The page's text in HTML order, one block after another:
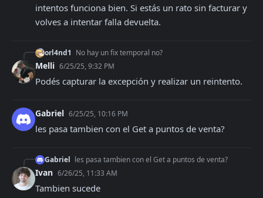
intentos funciona bien. Si estás un rato sin facturar y
volves a intentar falla devuelta.
orl4nd1 No hay un fix temporal no?
Melli 6/25/25, 9:32 PM
Podés capturar la excepción y realizar un reintento.
Gabriel 6/25/25, 10:16 PM
les pasa tambien con el Get a puntos de venta?
Gabriel les pasa tambien con el Get a puntos de venta?
Ivan 6/26/25, 11:33 AM
Tambien sucede